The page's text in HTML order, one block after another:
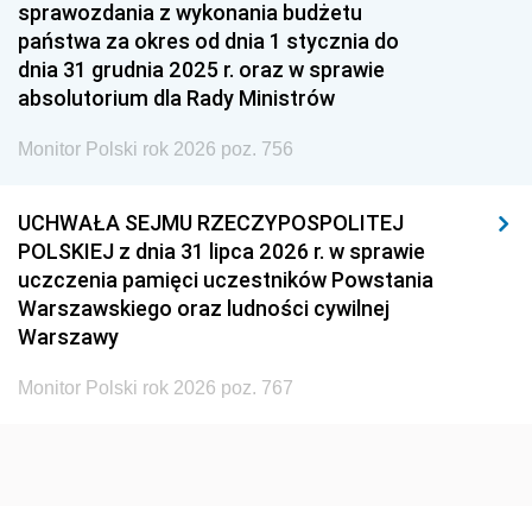
1951 1950
1948 1947 1946
1939 1938
sprawozdania z wykonania budżetu
państwa za okres od dnia 1 stycznia do
dnia 31 grudnia 2025 r. oraz w sprawie
absolutorium dla Rady Ministrów
Monitor Polski rok 2026 poz. 756
UCHWAŁA SEJMU RZECZYPOSPOLITEJ
POLSKIEJ z dnia 31 lipca 2026 r. w sprawie
uczczenia pamięci uczestników Powstania
Warszawskiego oraz ludności cywilnej
Warszawy
Monitor Polski rok 2026 poz. 767